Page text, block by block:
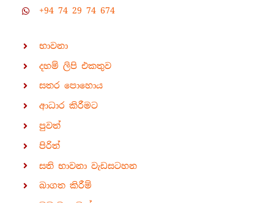
+94 74 29 74 674
භාවනා
දහම් ලිපි එකතුව
සතර පොහොය
ආධාර කිරීමට
පුවත්
පිරිත්
සති භාවනා වැඩසටහන
බාගත කිරීම්